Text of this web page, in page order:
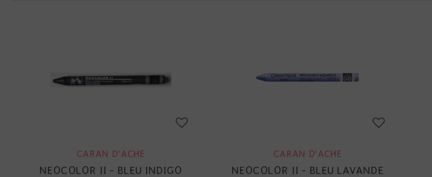
CARAN D'ACHE
NEOCOLOR II - BLEU INDIGO
CARAN D'ACHE
NEOCOLOR II - BLEU LAVANDE